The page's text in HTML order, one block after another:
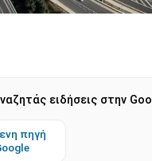
ειδήσεις στην
πηγή